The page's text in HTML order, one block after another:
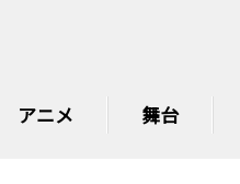
アニメ 舞台